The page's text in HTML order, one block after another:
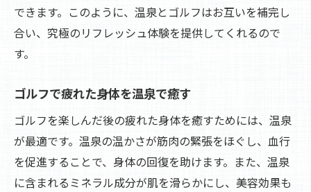
できます。このように、温泉とゴルフはお互いを補完し
合い、究極のリフレッシュ体験を提供してくれるので
す。
ゴルフで疲れた身体を温泉で癒す
ゴルフを楽しんだ後の疲れた身体を癒すためには、温泉
が最適です。温泉の温かさが筋肉の緊張をほぐし、血行
を促進することで、身体の回復を助けます。また、温泉
に含まれるミネラル成分が肌を滑らかにし、美容効果も